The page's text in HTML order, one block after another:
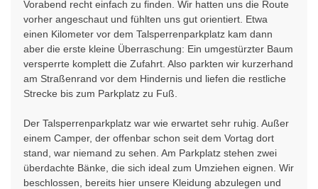
Vorabend recht einfach zu finden. Wir hatten uns die Route
vorher angeschaut und fühlten uns gut orientiert. Etwa
einen Kilometer vor dem Talsperrenparkplatz kam dann
aber die erste kleine Überraschung: Ein umgestürzter Baum
versperrte komplett die Zufahrt. Also parkten wir kurzerhand
am Straßenrand vor dem Hindernis und liefen die restliche
Strecke bis zum Parkplatz zu Fuß.
Der Talsperrenparkplatz war wie erwartet sehr ruhig. Außer
einem Camper, der offenbar schon seit dem Vortag dort
stand, war niemand zu sehen. Am Parkplatz stehen zwei
überdachte Bänke, die sich ideal zum Umziehen eignen. Wir
beschlossen, bereits hier unsere Kleidung abzulegen und